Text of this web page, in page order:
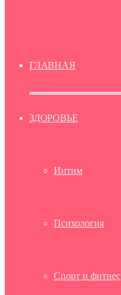
ГЛАВНАЯ
ЗДОРОВЬЕ
Интим
Психология
Спорт и фитнес